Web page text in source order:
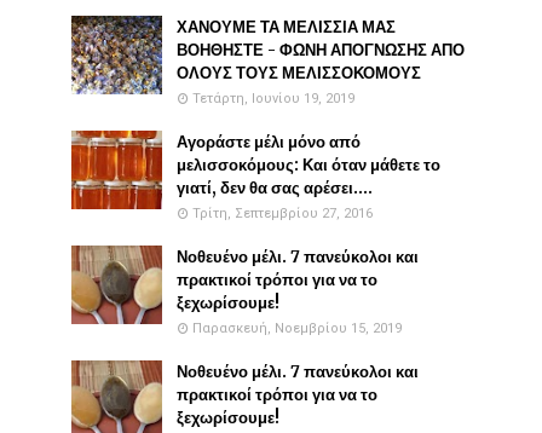
ΧΑΝΟΥΜΕ ΤΑ ΜΕΛΙΣΣΙΑ ΜΑΣ
ΒΟΗΘΗΣΤΕ - ΦΩΝΗ ΑΠΟΓΝΩΣΗΣ ΑΠΟ
ΟΛΟΥΣ ΤΟΥΣ ΜΕΛΙΣΣΟΚΟΜΟΥΣ
Τετάρτη, Ιουνίου 19, 2019
Αγοράστε μέλι μόνο από
μελισσοκόμους: Και όταν μάθετε το
γιατί, δεν θα σας αρέσει....
Τρίτη, Σεπτεμβρίου 27, 2016
Νοθευένο μέλι. 7 πανεύκολοι και
πρακτικοί τρόποι για να το
ξεχωρίσουμε!
Παρασκευή, Νοεμβρίου 15, 2019
Νοθευένο μέλι. 7 πανεύκολοι και
πρακτικοί τρόποι για να το
ξεχωρίσουμε!